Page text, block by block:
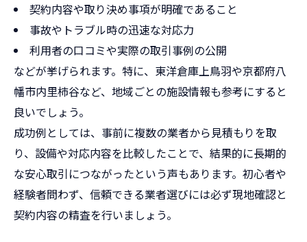
契約内容や取り決め事項が明確であること
事故やトラブル時の迅速な対応力
利用者の口コミや実際の取引事例の公開
などが挙げられます。特に、東洋倉庫上鳥羽や京都府八
幡市内里柿谷など、地域ごとの施設情報も参考にすると
良いでしょう。
成功例としては、事前に複数の業者から見積もりを取
り、設備や対応内容を比較したことで、結果的に長期的
な安心取引につながったという声もあります。初心者や
経験者問わず、信頼できる業者選びには必ず現地確認と
契約内容の精査を行いましょう。